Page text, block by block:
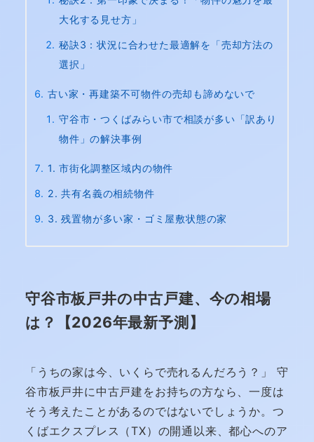
大化する見せ方」
秘訣3：状況に合わせた最適解を「売却方法の
選択」
古い家・再建築不可物件の売却も諦めないで
守谷市・つくばみらい市で相談が多い「訳あり
物件」の解決事例
1. 市街化調整区域内の物件
2. 共有名義の相続物件
3. 残置物が多い家・ゴミ屋敷状態の家
守谷市板戸井の中古戸建、今の相場
は？【2026年最新予測】
「うちの家は今、いくらで売れるんだろう？」 守
谷市板戸井に中古戸建をお持ちの方なら、一度は
そう考えたことがあるのではないでしょうか。つ
くばエクスプレス（TX）の開通以来、都心へのア